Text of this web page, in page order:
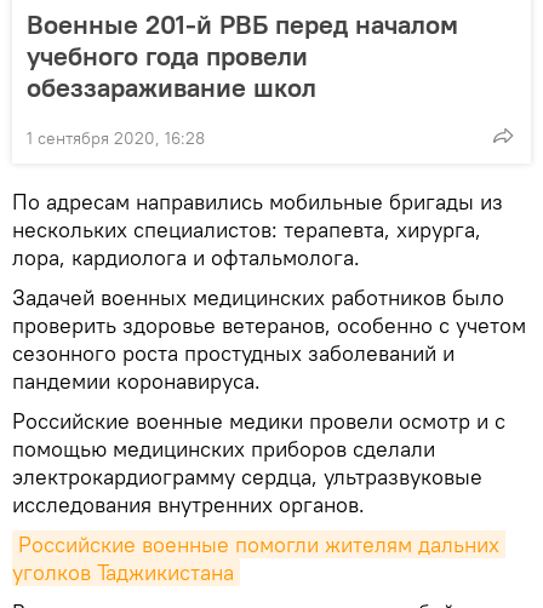
Военные 201-й РВБ перед началом
учебного года провели
обеззараживание школ
1 сентября 2020, 16:28
По адресам направились мобильные бригады из
нескольких специалистов: терапевта, хирурга,
лора, кардиолога и офтальмолога.
Задачей военных медицинских работников было
проверить здоровье ветеранов, особенно с учетом
сезонного роста простудных заболеваний и
пандемии коронавируса.
Российские военные медики провели осмотр и с
помощью медицинских приборов сделали
электрокардиограмму сердца, ультразвуковые
исследования внутренних органов.
Российские военные помогли жителям дальних
уголков Таджикистана